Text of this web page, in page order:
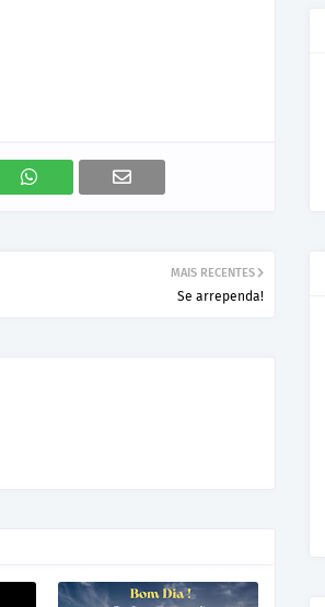
MAIS RECENTES
Se arrependa!